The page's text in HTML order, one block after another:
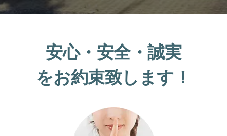
安心・安全・誠実
をお約束致します！